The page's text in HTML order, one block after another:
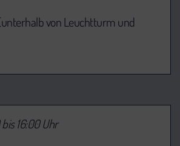
von Leuchtturm und
16:00 Uhr